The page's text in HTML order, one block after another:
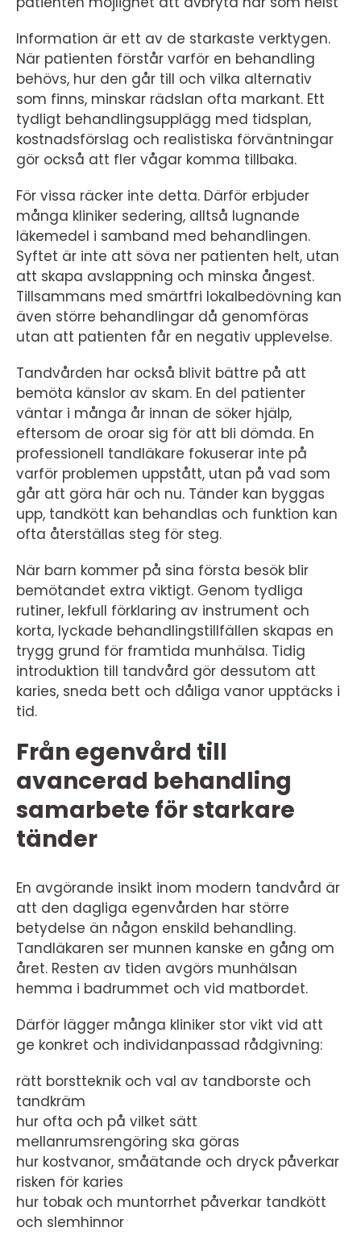
Information är ett av de starkaste verktygen.
När patienten förstår varför en behandling
behövs, hur den går till och vilka alternativ
som finns, minskar rädslan ofta markant. Ett
tydligt behandlingsupplägg med tidsplan,
kostnadsförslag och realistiska förväntningar
gör också att fler vågar komma tillbaka.
För vissa räcker inte detta. Därför erbjuder
många kliniker sedering, alltså lugnande
läkemedel i samband med behandlingen.
Syftet är inte att söva ner patienten helt, utan
att skapa avslappning och minska ångest.
Tillsammans med smärtfri lokalbedövning kan
även större behandlingar då genomföras
utan att patienten får en negativ upplevelse.
Tandvården har också blivit bättre på att
bemöta känslor av skam. En del patienter
väntar i många år innan de söker hjälp,
eftersom de oroar sig för att bli dömda. En
professionell tandläkare fokuserar inte på
varför problemen uppstått, utan på vad som
går att göra här och nu. Tänder kan byggas
upp, tandkött kan behandlas och funktion kan
ofta återställas steg för steg.
När barn kommer på sina första besök blir
bemötandet extra viktigt. Genom tydliga
rutiner, lekfull förklaring av instrument och
korta, lyckade behandlingstillfällen skapas en
trygg grund för framtida munhälsa. Tidig
introduktion till tandvård gör dessutom att
karies, sneda bett och dåliga vanor upptäcks i
tid.
Från egenvård till
avancerad behandling
samarbete för starkare
tänder
En avgörande insikt inom modern tandvård är
att den dagliga egenvården har större
betydelse än någon enskild behandling.
Tandläkaren ser munnen kanske en gång om
året. Resten av tiden avgörs munhälsan
hemma i badrummet och vid matbordet.
Därför lägger många kliniker stor vikt vid att
ge konkret och individanpassad rådgivning:
rätt borstteknik och val av tandborste och
tandkräm
hur ofta och på vilket sätt
mellanrumsrengöring ska göras
hur kostvanor, småätande och dryck påverkar
risken för karies
hur tobak och muntorrhet påverkar tandkött
och slemhinnor